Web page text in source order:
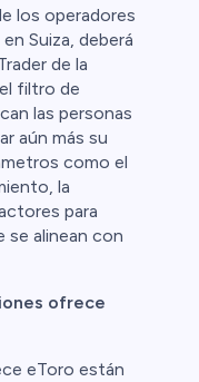
los operadores
Suiza, deberá
de la
filtro de
las personas
aún más su
como el
la
para
se alinean con
ofrece
eToro están